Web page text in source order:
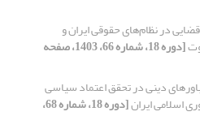
در نظام‌های حقوقی ایران و
[دوره 18، شماره 66، 1403، صفحه
دینی در تحقق اعتماد سیاسی
اسلامی ایران [دوره 18، شماره 68،